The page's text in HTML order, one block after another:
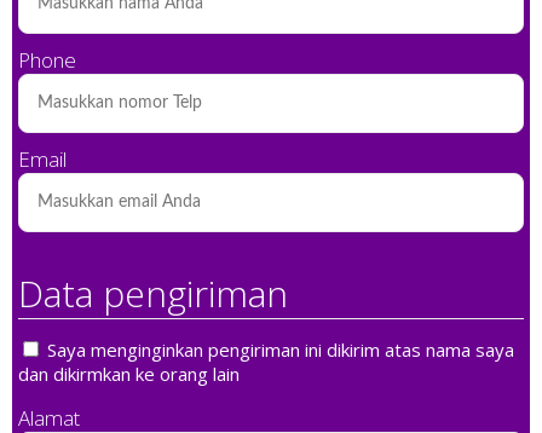
Phone
Email
Data pengiriman
Saya menginginkan pengiriman ini dikirim atas nama saya
dan dikirmkan ke orang lain
Alamat